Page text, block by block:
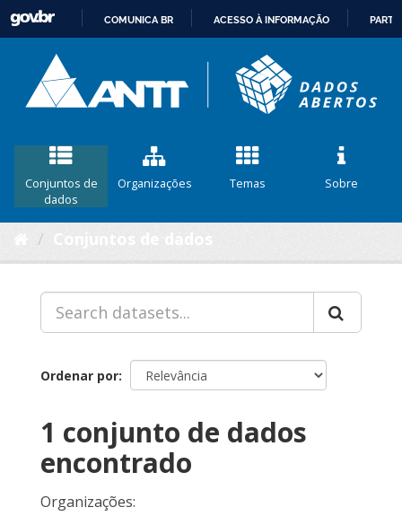
CONTEÚDO
COMUNICA BR ACESSO À INFORMAÇÃO
Conjuntos de
dados
Organizações Temas Sobre
Ordenar por
1 conjunto de dados
encontrado
Organizações: